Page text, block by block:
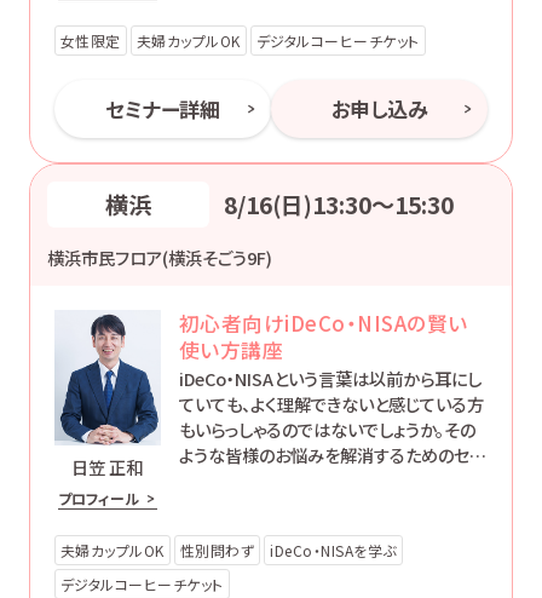
女性限定 夫婦カップルOK デジタルコーヒーチケット
セミナー詳細 お申し込み
横浜 8/16(日)13:30〜15:30
横浜市民フロア(横浜そごう9F)
日笠 正和
プロフィール
初心者向けiDeCo・NISAの賢い
使い方講座
iDeCo・NISAという言葉は以前から耳にし
ていても、よく理解できないと感じている方
もいらっしゃるのではないでしょうか。その
ような皆様のお悩みを解消するためのセミ
夫婦カップルOK 性別問わず
iDeCo・NISAを学ぶ
デジタルコーヒーチケット